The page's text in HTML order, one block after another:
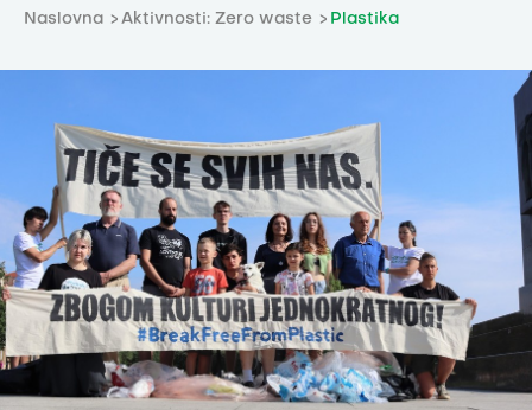
Naslovna Aktivnosti: Zero waste Plastika